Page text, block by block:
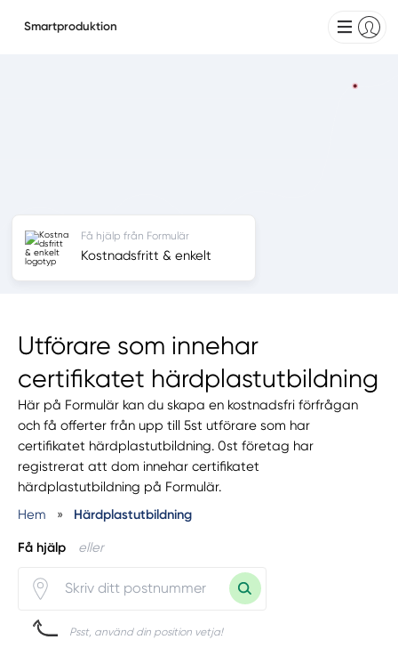
Smartproduktion
Utförare som innehar
certifikatet härdplastutbildning
Här på Formulär kan du skapa en kostnadsfri förfrågan
och få offerter från upp till 5st utförare som har
certifikatet härdplastutbildning. 0st företag har
registrerat att dom innehar certifikatet
härdplastutbildning på Formulär.
Hem
» Härdplastutbildning
Få hjälp eller
Psst, använd din position vetja!
Få hjälp från Formulär
Kostnadsfritt & enkelt